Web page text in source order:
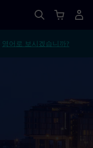
영어로 보시겠습니까?